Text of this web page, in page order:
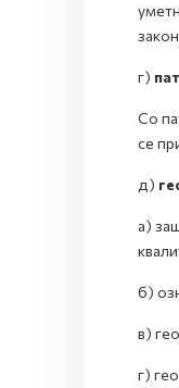
г)
Со
се
д)
а)
б)
в)
г)